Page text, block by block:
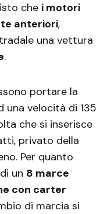
che i motori
anteriori,
una vettura
.
portare la
una velocità di 135
che si inserisce
privato della
Per quanto
un 8 marce
con carter
di marcia si